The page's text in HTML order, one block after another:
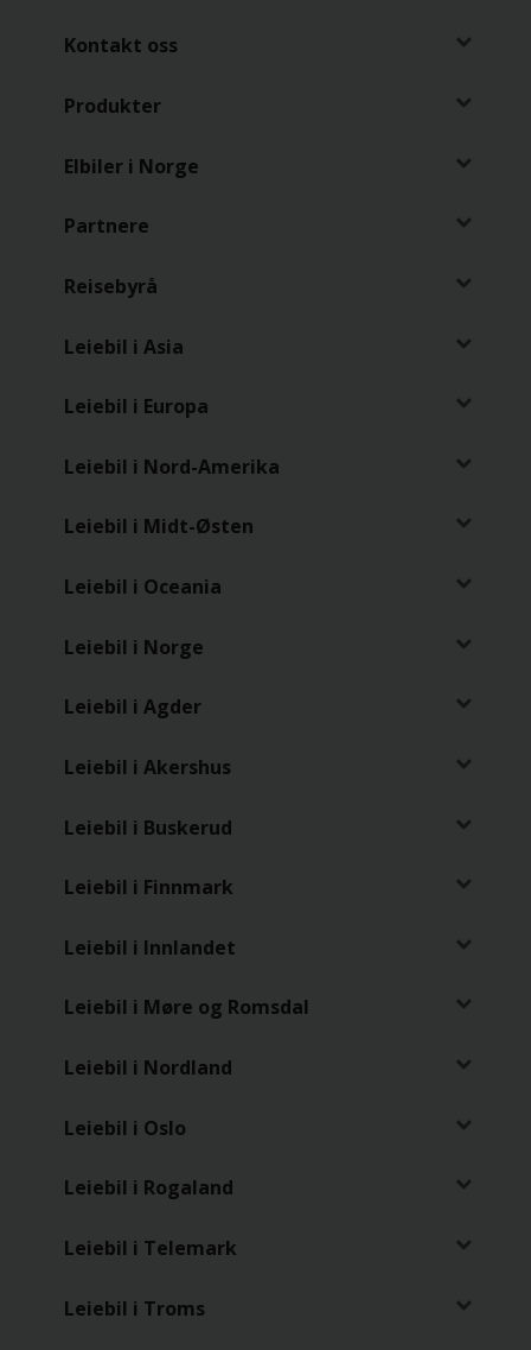
Kontakt oss
Produkter
Elbiler i Norge
Partnere
Reisebyrå
Leiebil i Asia
Leiebil i Europa
Leiebil i Nord-Amerika
Leiebil i Midt-Østen
Leiebil i Oceania
Leiebil i Norge
Leiebil i Agder
Leiebil i Akershus
Leiebil i Buskerud
Leiebil i Finnmark
Leiebil i Innlandet
Leiebil i Møre og Romsdal
Leiebil i Nordland
Leiebil i Oslo
Leiebil i Rogaland
Leiebil i Telemark
Leiebil i Troms